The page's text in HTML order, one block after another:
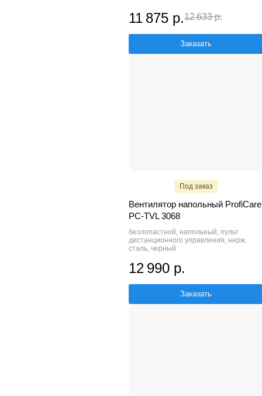
11 875 р.12 633 р.
Заказать
Под заказ
Вентилятор напольный ProfiCare
PC-TVL 3068
безлопастной; напольный; пульт
дистанционного управления; нерж.
сталь, черный
12 990 р.
Заказать